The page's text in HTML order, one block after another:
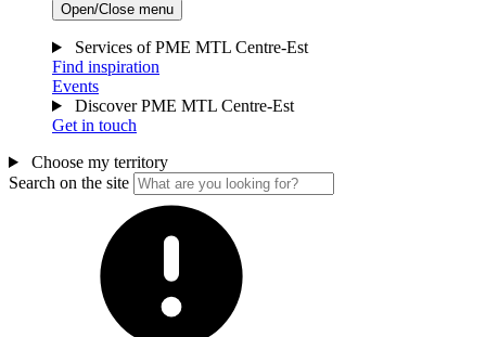
Open/Close menu
Services of PME MTL Centre-Est
Find inspiration
Events
Discover PME MTL Centre-Est
Get in touch
Choose my territory
Search on the site